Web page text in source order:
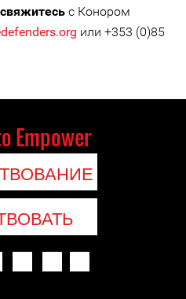
с Конором
или +353 (0)85
Empower